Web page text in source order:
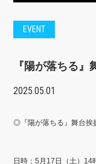
EVENT
『陽が落ちる
2025.05.01
◎『陽が落ちる』舞台挨
日時：5月17日（土）14